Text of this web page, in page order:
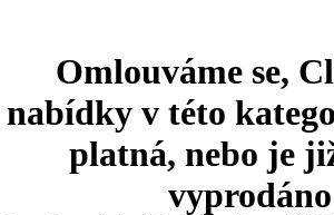
Omlouváme se,
nabídky v této
platná, nebo je
vyprodáno